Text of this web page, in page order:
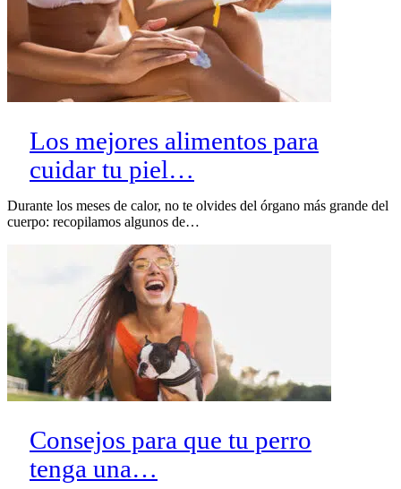
Los mejores alimentos para
cuidar tu piel…
Durante los meses de calor, no te olvides del órgano más grande del
cuerpo: recopilamos algunos de…
Consejos para que tu perro
tenga una…